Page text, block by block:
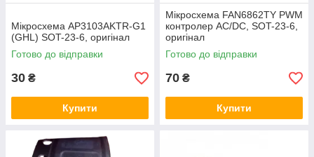
Мікросхема AP3103AKTR-G1
(GHL) SOT-23-6, оригінал
Готово до відправки
30 ₴
Купити
Мікросхема FAN6862TY PWM
контролер AC/DC, SOT-23-6,
оригінал
Готово до відправки
70 ₴
Купити